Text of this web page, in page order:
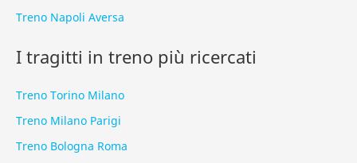
Treno Napoli Aversa
I tragitti in treno più ricercati
Treno Torino Milano
Treno Milano Parigi
Treno Bologna Roma